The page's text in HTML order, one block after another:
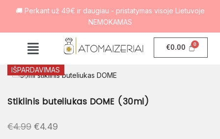
🚚 Perkant už 49€ ir daugiau - pristatymas visoje Lietuvoje
NEMOKAMAS
€0.00
IŠPARDAVIMAS
Stiklinis buteliukas DOME (30ml)
€4.99 €4.49